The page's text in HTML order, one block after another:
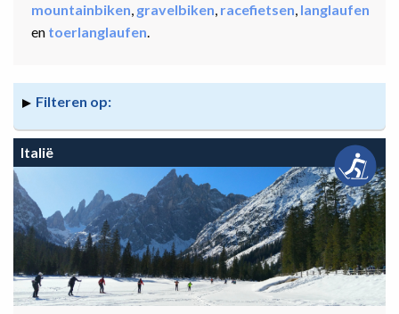
mountainbiken, gravelbiken, racefietsen, langlaufen
en toerlanglaufen.
Filteren op:
Italië